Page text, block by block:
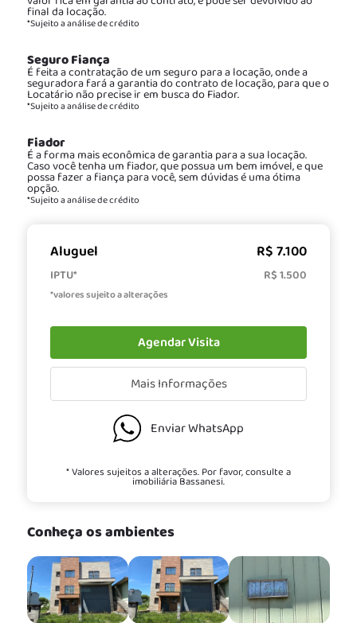
final da locação.
*Sujeito a análise de crédito
Seguro Fiança
É feita a contratação de um seguro para a locação, onde a
seguradora fará a garantia do contrato de locação, para que o
Locatário não precise ir em busca do Fiador.
*Sujeito a análise de crédito
Fiador
É a forma mais econômica de garantia para a sua locação.
Caso você tenha um fiador, que possua um bem imóvel, e que
possa fazer a fiança para você, sem dúvidas é uma ótima
opção.
*Sujeito a análise de crédito
Aluguel R$ 7.100
IPTU* R$ 1.500
*valores sujeito a alterações
Agendar Visita
Mais Informações
Enviar WhatsApp
* Valores sujeitos a alterações. Por favor, consulte a
imobiliária Bassanesi.
Conheça os ambientes